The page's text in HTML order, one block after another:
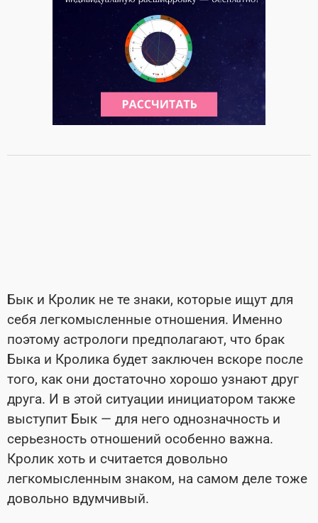
Бык и Кролик не те знаки, которые ищут для
себя легкомысленные отношения. Именно
поэтому астрологи предполагают, что брак
Быка и Кролика будет заключен вскоре после
того, как они достаточно хорошо узнают друг
друга. И в этой ситуации инициатором также
выступит Бык — для него однозначность и
серьезность отношений особенно важна.
Кролик хоть и считается довольно
легкомысленным знаком, на самом деле тоже
довольно вдумчивый.